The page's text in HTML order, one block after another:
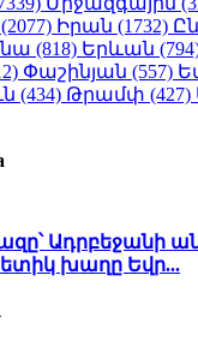
(2077) Իրան (1732)
(818) Երևան
Փաշինյան (557)
(434) Թրամփ (427)
Ադրբեջանի
խաղը Եվր...